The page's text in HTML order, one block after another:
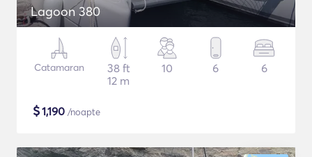
Lagoon 380
Catamaran
38 ft
12 m
10 6 6
$1,190 /noapte